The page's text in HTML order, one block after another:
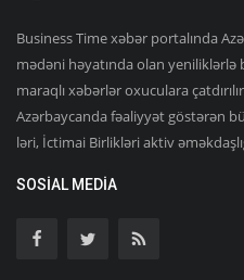
Business Time xəbər portalında
mədəni həyatında olan
maraqlı xəbərlər oxuculara
Azərbaycanda fəaliyyət göstərən
ləri, İctimai Birlikləri aktiv
SOSIAL MEDIA